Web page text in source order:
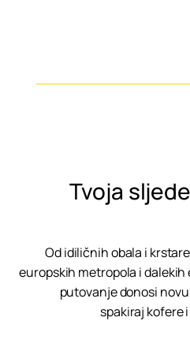
Tvoja
Od idiličnih obala i
europskih metropola i
putovanje donosi
spakiraj kofere